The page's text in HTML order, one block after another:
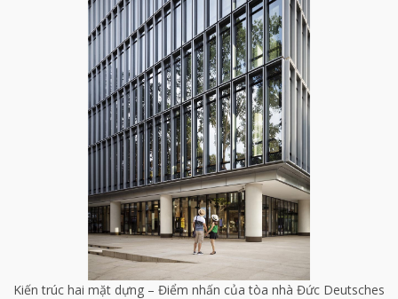
Kiến trúc hai mặt dựng – Điểm nhấn của tòa nhà Đức Deutsches